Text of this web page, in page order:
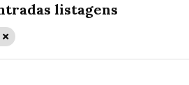
listagens